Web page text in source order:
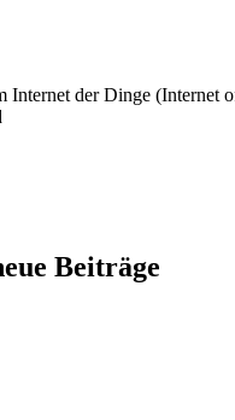
Internet der Dinge
Beiträge